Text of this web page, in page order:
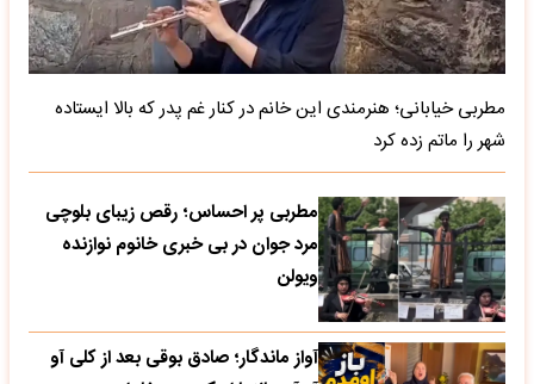
مطربی خیابانی؛ هنرمندی این خانم در کنار غم پدر که بالا ایستاده
شهر را ماتم زده کرد
مطربی پر احساس؛ رقص زیبای بلوچی
مرد جوان در بی خبری خانوم نوازنده
ویولن
آواز ماندگار؛ صادق بوقی بعد از کلی آو